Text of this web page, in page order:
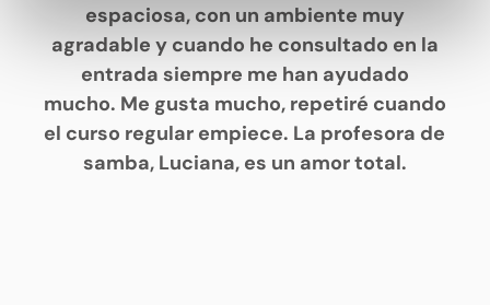
espaciosa, con un ambiente muy
agradable y cuando he consultado en la
entrada siempre me han ayudado
mucho. Me gusta mucho, repetiré cuando
el curso regular empiece. La profesora de
samba, Luciana, es un amor total.